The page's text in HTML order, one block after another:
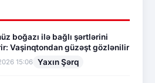
boğazı ilə bağlı şərtlərini
Vaşinqtondan güzəşt gözlənilir
15:06 Yaxın Şərq